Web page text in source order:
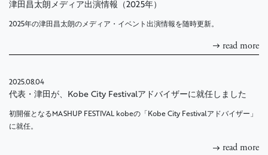
津田昌太朗メディア出演情報（2025年）
2025年の津田昌太朗のメディア・イベント出演情報を随時更新。
read more
2025.08.04
代表・津田が、Kobe City Festivalアドバイザーに就任しました
初開催となるMASHUP FESTIVAL kobeの「Kobe City Festivalアドバイザー」
に就任。
read more